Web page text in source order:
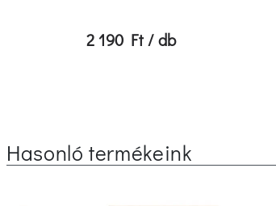
2 190 Ft / db
Hasonló termékeink